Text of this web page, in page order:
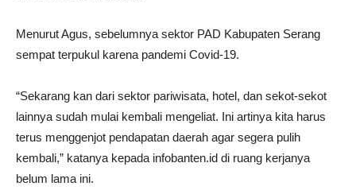
Menurut Agus, sebelumnya sektor PAD Kabupaten Serang
sempat terpukul karena pandemi Covid-19.
“Sekarang kan dari sektor pariwisata, hotel, dan sekot-sekot
lainnya sudah mulai kembali mengeliat. Ini artinya kita harus
terus menggenjot pendapatan daerah agar segera pulih
kembali,” katanya kepada infobanten.id di ruang kerjanya
belum lama ini.